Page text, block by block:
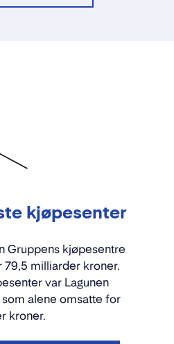
kjøpesenter
Gruppens kjøpesentre
milliarder kroner.
var Lagunen
alene omsatte for
kroner.